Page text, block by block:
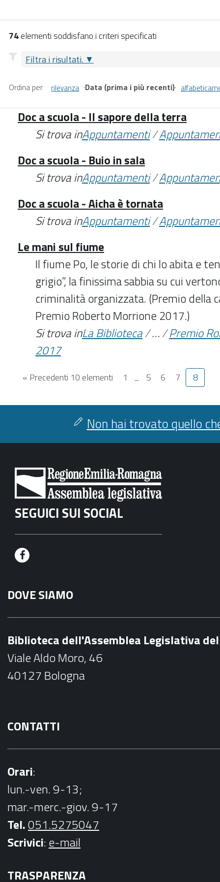
74elementi soddisfano i criteri specificati
Filtra i risultati.
Ordina per rilevanza ·Data (prima i più recenti)·
Doc a scuola - Il sapore della terra
Si trova inAppuntamenti/
Doc a scuola - Buio in sala
Si trova inAppuntamenti/
Doc a scuola - Aicha è tornata
Si trova inAppuntamenti/
Le mani sul fiume
Il fiume Po, le storie di chi lo abita e
grigio”, la finissima sabbia su cui
criminalità organizzata. (Premio della
Premio Roberto Morrione 2017.)
Si trova inLa Biblioteca/…/Premio
2017
« Precedenti 10 elementi 1 ... 5 6 7 8
Non hai trovato quello
SEGUICI SUI SOCIAL
F
c
e
o
k
DOVE SIAMO
Biblioteca dell'Assemblea Legislativa
Viale Aldo Moro, 46
40127 Bologna
CONTATTI
Orari:
lun.-ven. 9-13;
mar.-merc.-giov. 9-17
Tel.051.5275047
Scrivici:e-mail
TRASPARENZA